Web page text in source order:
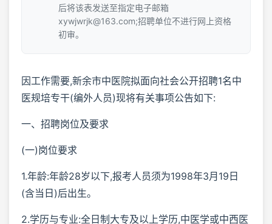
后将该表发送至指定电子邮箱
xywjwrjk@163.com;招聘单位不进行网上资格
初审。
因工作需要,新余市中医院拟面向社会公开招聘1名中
医规培专干(编外人员)现将有关事项公告如下:
一、招聘岗位及要求
(一)岗位要求
1.年龄:年龄28岁以下,报考人员须为1998年3月19日
(含当日)后出生。
2.学历与专业:全日制大专及以上学历,中医学或中西医